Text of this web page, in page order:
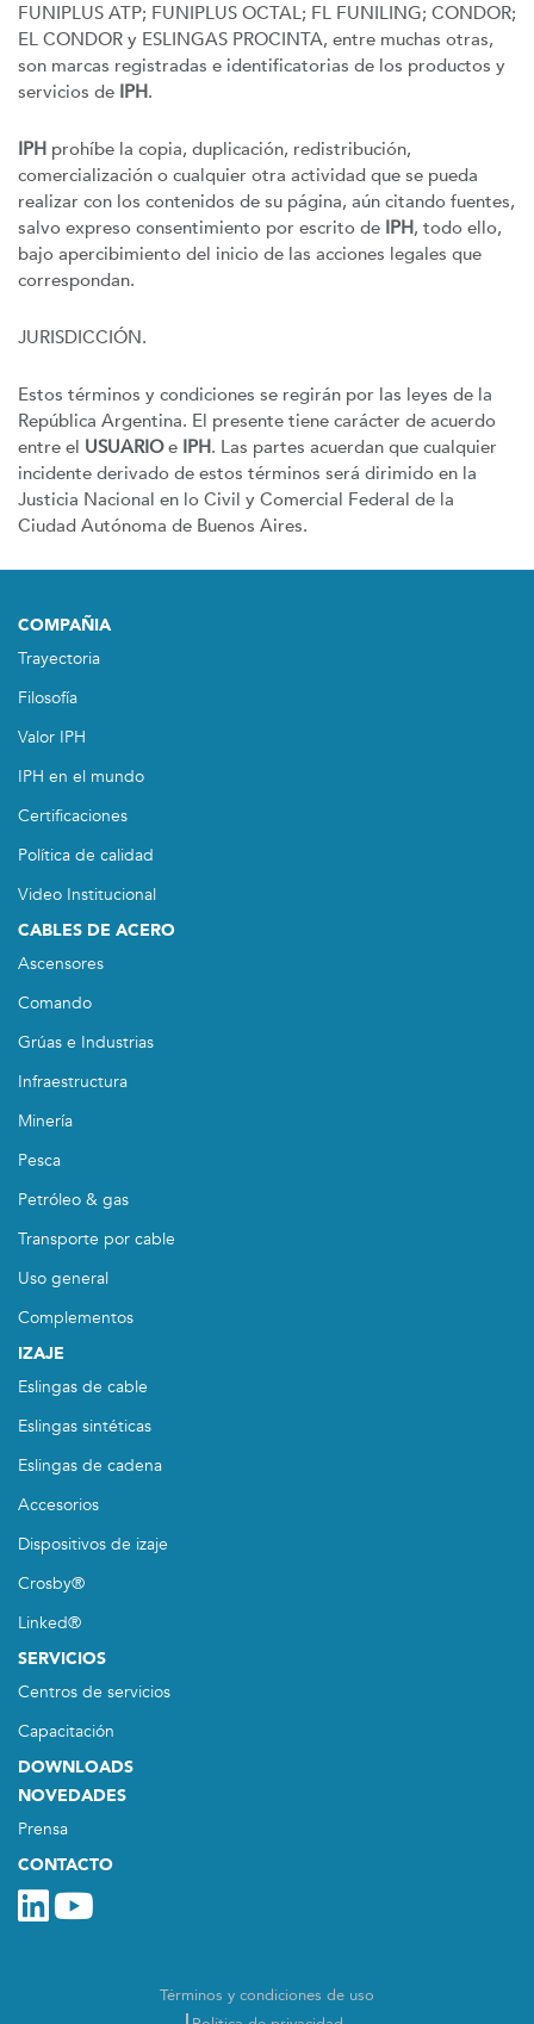
FUNIPLUS ATP; FUNIPLUS OCTAL; FL FUNILING; CONDOR;
EL CONDOR y ESLINGAS PROCINTA, entre muchas otras,
son marcas registradas e identificatorias de los productos y
servicios de IPH.
IPH prohíbe la copia, duplicación, redistribución,
comercialización o cualquier otra actividad que se pueda
realizar con los contenidos de su página, aún citando fuentes,
salvo expreso consentimiento por escrito de IPH, todo ello,
bajo apercibimiento del inicio de las acciones legales que
correspondan.
JURISDICCIÓN.
Estos términos y condiciones se regirán por las leyes de la
República Argentina. El presente tiene carácter de acuerdo
entre el USUARIOe IPH. Las partes acuerdan que cualquier
incidente derivado de estos términos será dirimido en la
Justicia Nacional en lo Civil y Comercial Federal de la
Ciudad Autónoma de Buenos Aires.
COMPAÑIA
Trayectoria
Filosofía
Valor IPH
IPH en el mundo
Certificaciones
Política de calidad
Video Institucional
CABLES DE ACERO
Ascensores
Comando
Grúas e Industrias
Infraestructura
Minería
Pesca
Petróleo & gas
Transporte por cable
Uso general
Complementos
IZAJE
Eslingas de cable
Eslingas sintéticas
Eslingas de cadena
Accesorios
Dispositivos de izaje
Crosby®
Linked®
SERVICIOS
Centros de servicios
Capacitación
DOWNLOADS
NOVEDADES
Prensa
CONTACTO
Términos y condiciones de uso